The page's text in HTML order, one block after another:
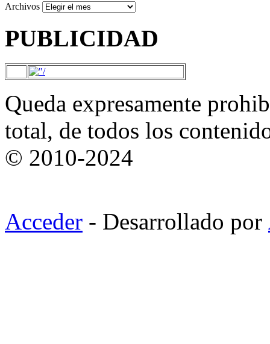
Archivos
PUBLICIDAD
Queda expresamente
total, de todos los
© 2010-2024
Acceder - Desarrollado por